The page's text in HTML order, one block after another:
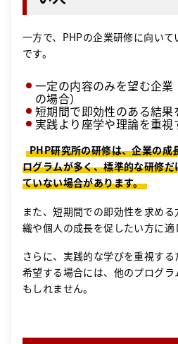
一方で、PHPの企業研修に向いて
です。
一定の内容のみを望む企
の場合）
短期間で即効性のある結果
実践より座学や理論を重視
PHP研究所の研修は、企業の成
ログラムが多く、標準的な研修
ていない場合があります。
また、短期間での即効性を求め
織や個人の成長を促したい方に適
さらに、実践的な学びを重視す
希望する場合には、他のプログ
もしれません。